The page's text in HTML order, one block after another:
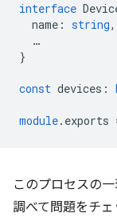
interface
name : string,
…
}
const devices :
module.exports
このプロセスの
調べて問題をチ